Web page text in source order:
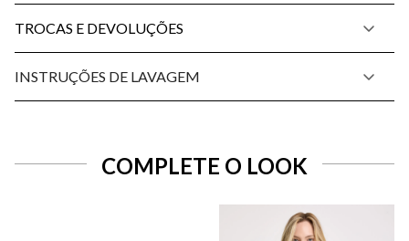
TROCAS E DEVOLUÇÕES
INSTRUÇÕES DE LAVAGEM
COMPLETE O LOOK